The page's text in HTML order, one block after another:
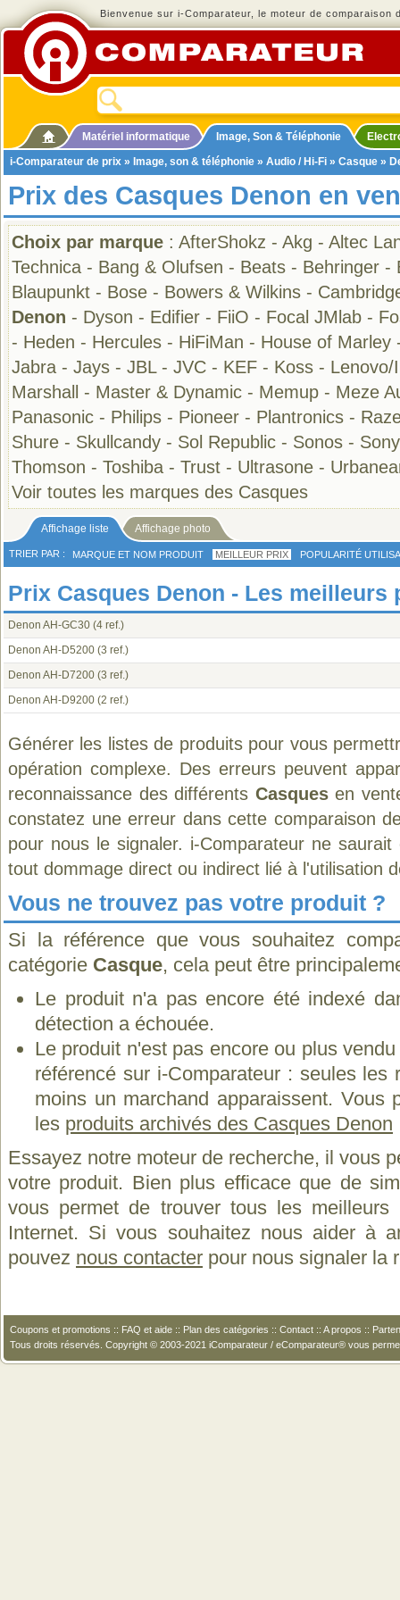
Bienvenue sur i-Comparateur, le moteur de comparaison
Matériel informatique Image, Son & Téléphonie
i-Comparateur de prix » Image, son & téléphonie » Audio / Hi-Fi » Casque »
Prix des Casques Denon en
Choix par marque : AfterShokz - Akg - Altec
Technica - Bang & Olufsen - Beats - Behringer -
Blaupunkt - Bose - Bowers & Wilkins -
Denon - Dyson - Edifier - FiiO - Focal JMlab -
- Heden - Hercules - HiFiMan - House of Marley
Jabra - Jays - JBL- JVC - KEF - Koss - Lenovo/
Marshall
- Master & Dynamic - Memup - Meze
Panasonic - Philips - Pioneer - Plantronics -
Shure - Skullcandy - Sol Republic - Sonos - Sony
Thomson - Toshiba - Trust - Ultrasone -
Voir toutes les marques des Casques
Affichage liste Affichage photo
TRIER PAR : MARQUE ET NOM PRODUIT MEILLEUR PRIX POPULARITÉ
Prix Casques Denon - Les meilleurs
Denon AH-GC30 (4 ref.)
Denon AH-D5200 (3 ref.)
Denon AH-D7200 (3 ref.)
Denon AH-D9200 (2 ref.)
Générer les listes de produits pour vous
opération complexe. Des erreurs peuvent
reconnaissance des différents Casquesen
constatez une erreur dans cette comparaison
pour nous le signaler. i-Comparateur ne
tout dommage direct ou indirect lié à l'utilisation
Vous ne trouvez pas votre produit ?
Si la référence que vous souhaitez
catégorie Casque, cela peut être
Le produit n'a pas encore été indexé
détection a échouée.
Le produit n'est pas encore ou plus
référencé sur i-Comparateur : seules les
moins un marchand apparaissent. Vous
les produits archivés des Casques Denon
Essayez notre moteur de recherche, il vous
votre produit. Bien plus efficace que de
vous permet de trouver tous les
Internet. Si vous souhaitez nous aider à
pouvez nous contacter pour nous signaler la
Coupons et promotions :: FAQ et aide :: Plan des catégories :: Contact :: A propos ::
Tous droits réservés. Copyright © 2003-2021 iComparateur / eComparateur® vous